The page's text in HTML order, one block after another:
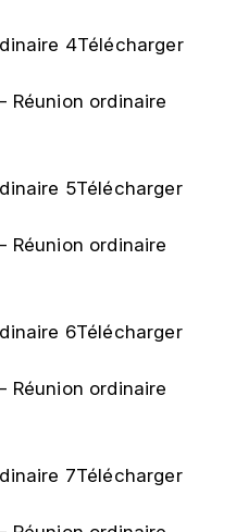
4Télécharger
Réunion ordinaire
5Télécharger
Réunion ordinaire
6Télécharger
Réunion ordinaire
7Télécharger